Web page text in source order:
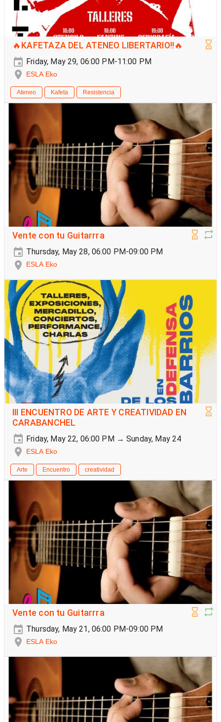
🔥KAFETAZA DEL ATENEO LIBERTARIO!!🔥
Friday, May 29, 06:00 PM-11:00 PM
ESLA Eko
Ateneo Kafeta Resistencia
Vente con tu Guitarrra
Thursday, May 28, 06:00 PM-09:00 PM
ESLA Eko
III ENCUENTRO DE ARTE Y CREATIVIDAD EN
CARABANCHEL
Friday, May 22, 06:00 PM → Sunday, May 24
ESLA Eko
Arte Encuentro creatividad
Vente con tu Guitarrra
Thursday, May 21, 06:00 PM-09:00 PM
ESLA Eko